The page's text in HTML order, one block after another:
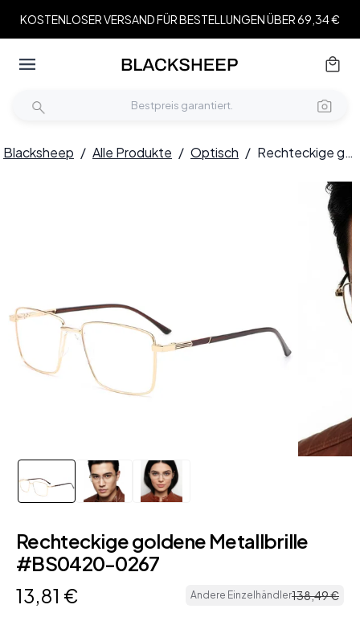
KOSTENLOSER VERSAND FÜR BESTELLUNGEN ÜBER 69,34 €
Blacksheep / Alle Produkte / Optisch / Rechteckige goldene Metallbrille #BS0420-0267
Rechteckige goldene Metallbrille
#BS0420-0267
13,81 € Andere Einzelhändler138,49€